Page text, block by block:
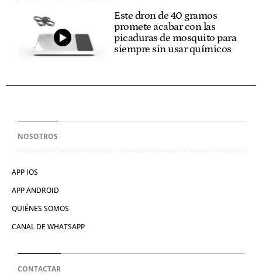
Este dron de 40 gramos
promete acabar con las
picaduras de mosquito para
siempre sin usar químicos
NOSOTROS
APP IOS
APP ANDROID
QUIÉNES SOMOS
CANAL DE WHATSAPP
CONTACTAR